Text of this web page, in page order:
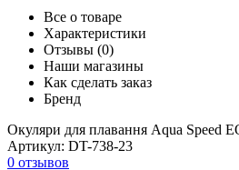
Все о товаре
Характеристики
Отзывы (0)
Наши магазины
Как сделать заказ
Бренд
Окуляри для плавання Aqua Speed
Артикул: DT-738-23
0 отзывов